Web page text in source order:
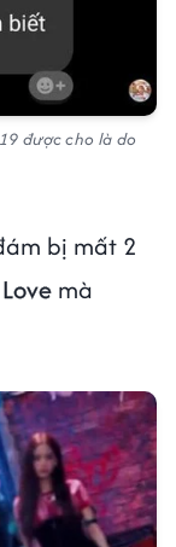
được cho là do
bị mất 2
mà